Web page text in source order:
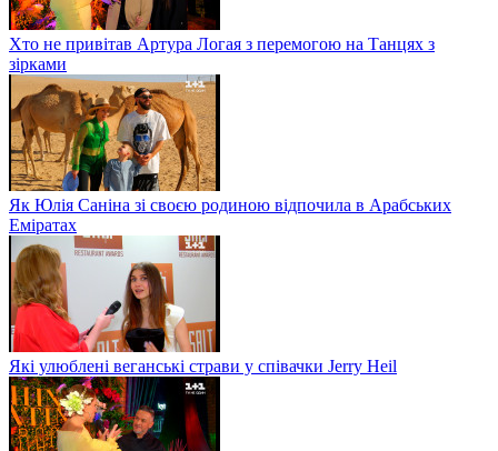
Хто не привітав Артура Логая з перемогою на Танцях з
зірками
Як Юлія Саніна зі своєю родиною відпочила в Арабських
Еміратах
Які улюблені веганські страви у співачки Jerry Heil